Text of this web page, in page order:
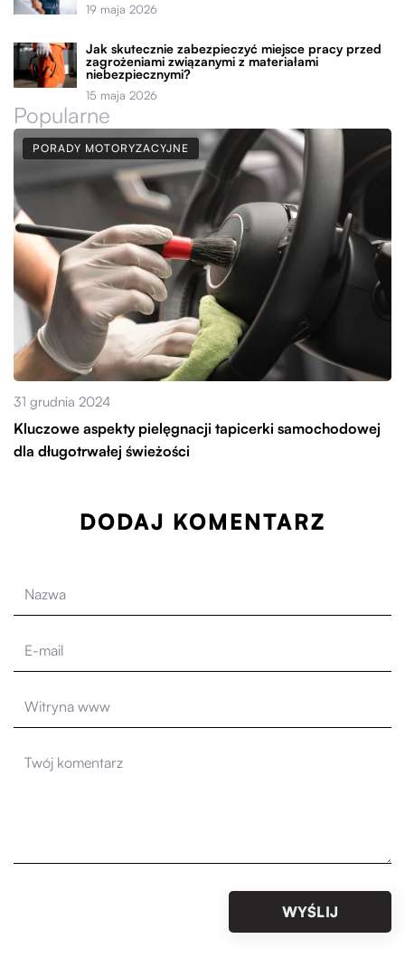
19 maja 2026
Jak skutecznie zabezpieczyć miejsce pracy przed
zagrożeniami związanymi z materiałami
niebezpiecznymi?
15 maja 2026
Popularne
PORADY MOTORYZACYJNE
31 grudnia 2024
Kluczowe aspekty pielęgnacji tapicerki samochodowej
dla długotrwałej świeżości
DODAJ KOMENTARZ